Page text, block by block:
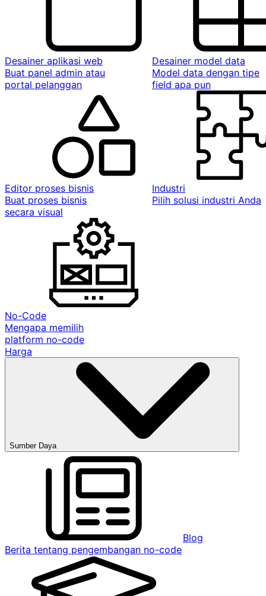
Desainer aplikasi web
Buat panel admin atau
portal pelanggan
Desainer model data
Model data dengan tipe
field apa pun
Editor proses bisnis
Buat proses bisnis
secara visual
Industri
Pilih solusi industri Anda
No-Code
Mengapa memilih
platform no-code
Harga
Sumber Daya
Blog
Berita tentang pengembangan no-code